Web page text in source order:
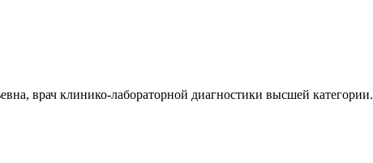
врач клинико-лабораторной диагностики высшей категории.